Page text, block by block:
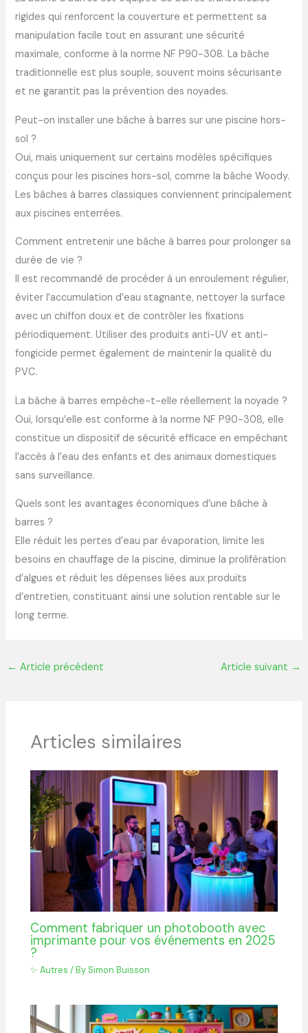
rigides qui renforcent la couverture et permettent sa
manipulation facile tout en assurant une sécurité
maximale, conforme à la norme NF P90-308. La bâche
traditionnelle est plus souple, souvent moins sécurisante
et ne garantit pas la prévention des noyades.
Peut-on installer une bâche à barres sur une piscine hors-
sol ?
Oui, mais uniquement sur certains modèles spécifiques
conçus pour les piscines hors-sol, comme la bâche Woody.
Les bâches à barres classiques conviennent principalement
aux piscines enterrées.
Comment entretenir une bâche à barres pour prolonger sa
durée de vie ?
Il est recommandé de procéder à un enroulement régulier,
éviter l’accumulation d’eau stagnante, nettoyer la surface
avec un chiffon doux et de contrôler les fixations
périodiquement. Utiliser des produits anti-UV et anti-
fongicide permet également de maintenir la qualité du
PVC.
La bâche à barres empêche-t-elle réellement la noyade ?
Oui, lorsqu’elle est conforme à la norme NF P90-308, elle
constitue un dispositif de sécurité efficace en empêchant
l’accès à l’eau des enfants et des animaux domestiques
sans surveillance.
Quels sont les avantages économiques d’une bâche à
barres ?
Elle réduit les pertes d’eau par évaporation, limite les
besoins en chauffage de la piscine, diminue la prolifération
d’algues et réduit les dépenses liées aux produits
d’entretien, constituant ainsi une solution rentable sur le
long terme.
← Article précédent Article suivant →
Articles similaires
Comment fabriquer un photobooth avec
imprimante pour vos événements en 2025
?
✨ Autres / By Simon Buisson